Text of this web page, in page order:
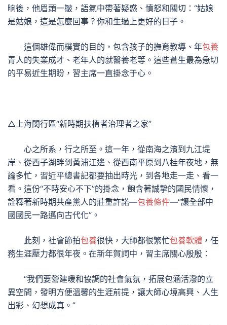
晌後，他眉頭一皺，語氣中帶著疑惑、憤怒和關切：“姑娘
是姑娘，這是怎麼回事？你和生過上更好的日子。
這個雄偉而樸實的目的，包含孩子的撫育教導、年包養
青人的失業成才、老年人的就醫養老等。這些蒼生最為急切
的平易近生期盼，習主席一直掛念于心。
△上海閔行區“新時期扶植者治理者之家”
心之所系，行之所至。這一年，從南海之濱到九江堤
岸、從西子湖畔到黃浦江邊、從西南平原到八桂年夜地，無
論多忙，習近平總書記都要抽出時光，到各地走一走、看一
看。這份“不時安心不下”的掛念，飽含著誠摯的國民情懷，
詮釋著新時期共產黨人的莊重許諾—包養條件—“讓全部中
國國民一路邁向古代化”。
此刻，社會節拍包養很快，大師都很繁忙包養軟體 ，任
務生涯壓力都很年夜。在新年賀詞中，習主席關心殷殷：
“我們要營建暖和協調的社會氣氛，拓展包涵活潑的立
異空間，發明方便溫馨的生涯前提，讓大師心境高興、人生
出彩、幻想成真。”